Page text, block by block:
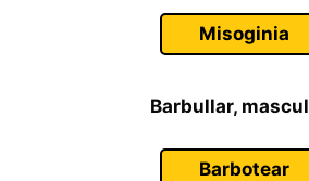
Misoginia
Barbullar,
Barbotear